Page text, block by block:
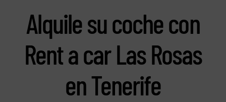
Alquile su coche con
Rent a car Las Rosas
en Tenerife